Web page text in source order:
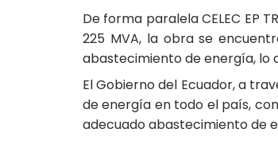
De forma paralela CELEC EP
225 MVA, la obra se
abastecimiento de energía, lo
El Gobierno del Ecuador, a
de energía en todo el país,
adecuado abastecimiento de